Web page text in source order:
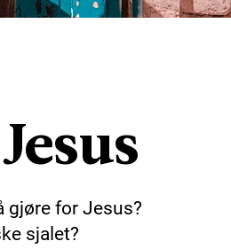
gjøre for Jesus?
sjalet?